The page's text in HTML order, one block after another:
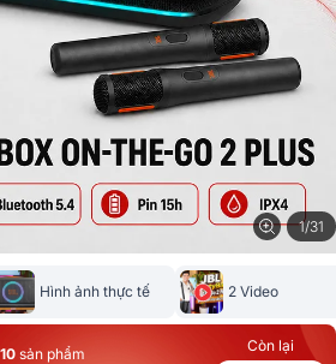
1/31
Hình ảnh thực tế 2 Video
sản phẩm Còn lại